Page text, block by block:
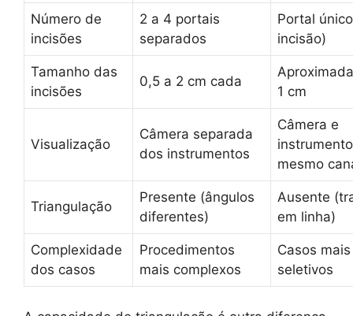
Número de
incisões
2 a 4 portais
separados
Portal
incisão)
Tamanho das
incisões
0,5 a 2 cm cada
1 cm
Visualização
Câmera separada
dos instrumentos
Câmera e
mesmo
Triangulação
Presente (ângulos
diferentes)
Ausente
em linha)
Complexidade
dos casos
Procedimentos
mais complexos
Casos mais
seletivos